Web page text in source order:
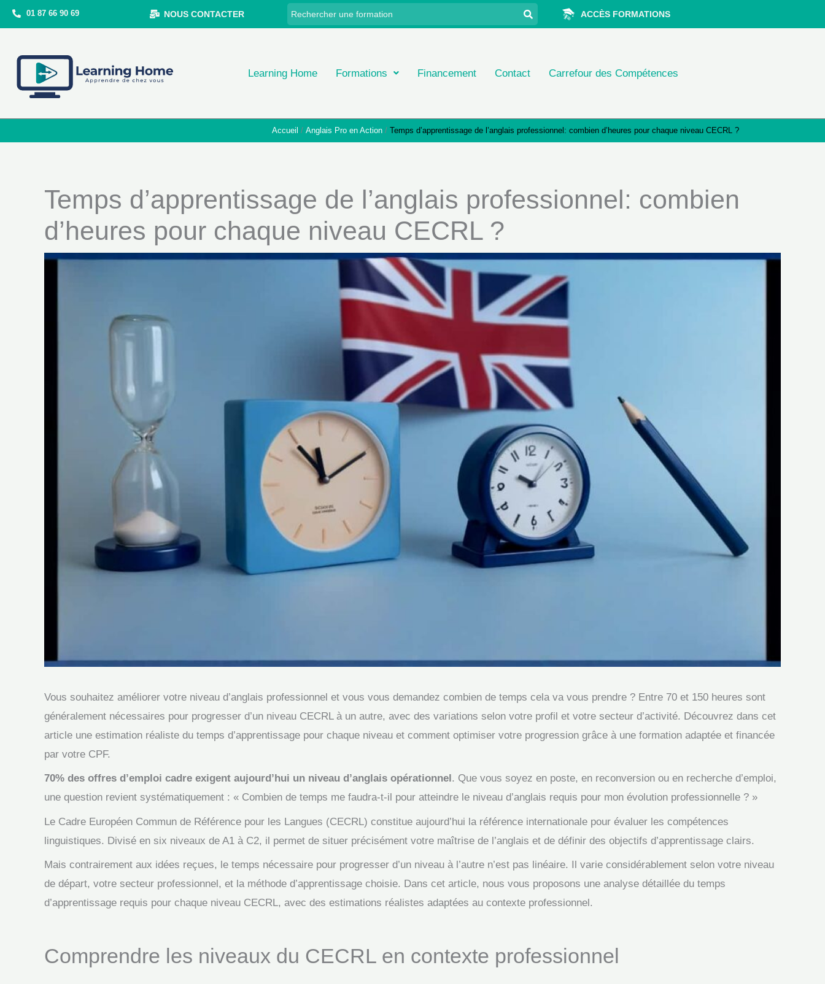
Aller
au
01 87 66 90 69 NOUS CONTACTER ACCÈS FORMATIONS
Learning Home Formations Financement Contact Carrefour des Compétences
Accueil Anglais Pro en Action Temps d’apprentissage de l’anglais professionnel: combien d’heures pour chaque niveau CECRL ?
Temps d’apprentissage de l’anglais professionnel: combien
d’heures pour chaque niveau CECRL ?
Vous souhaitez améliorer votre niveau d’anglais professionnel et vous vous demandez combien de temps cela va vous prendre ? Entre 70 et 150 heures sont
généralement nécessaires pour progresser d’un niveau CECRL à un autre, avec des variations selon votre profil et votre secteur d’activité. Découvrez dans cet
article une estimation réaliste du temps d’apprentissage pour chaque niveau et comment optimiser votre progression grâce à une formation adaptée et financée
par votre CPF.
70% des offres d’emploi cadre exigent aujourd’hui un niveau d’anglais opérationnel . Que vous soyez en poste, en reconversion ou en recherche d’emploi,
une question revient systématiquement : « Combien de temps me faudra-t-il pour atteindre le niveau d’anglais requis pour mon évolution professionnelle ? »
Le Cadre Européen Commun de Référence pour les Langues (CECRL) constitue aujourd’hui la référence internationale pour évaluer les compétences
linguistiques. Divisé en six niveaux de A1 à C2, il permet de situer précisément votre maîtrise de l’anglais et de définir des objectifs d’apprentissage clairs.
Mais contrairement aux idées reçues, le temps nécessaire pour progresser d’un niveau à l’autre n’est pas linéaire. Il varie considérablement selon votre niveau
de départ, votre secteur professionnel, et la méthode d’apprentissage choisie. Dans cet article, nous vous proposons une analyse détaillée du temps
d’apprentissage requis pour chaque niveau CECRL, avec des estimations réalistes adaptées au contexte professionnel.
Comprendre les niveaux du CECRL en contexte professionnel